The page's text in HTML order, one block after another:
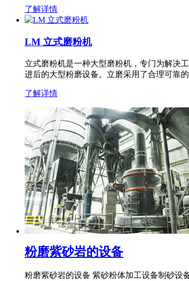
了解详情
LM 立式磨粉机
立式磨粉机是一种大型磨粉机，专门为解决
进后的大型粉磨设备。立磨采用了合理可靠
了解详情
粉磨紫砂岩的设备
粉磨紫砂岩的设备 紫砂粉体加工设备制砂设